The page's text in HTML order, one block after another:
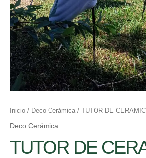
Inicio / Deco Cerámica / TUTOR DE
Deco Cerámica
TUTOR DE